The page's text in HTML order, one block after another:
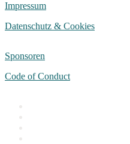
Impressum
Datenschutz & Cookies
Sponsoren
Code of Conduct